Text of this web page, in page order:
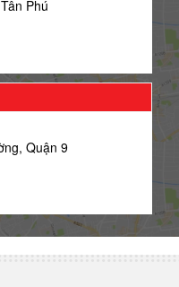
Phú
Quận 9